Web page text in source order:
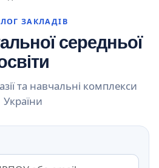
ЗАКЛАДІВ
середньої
та навчальні комплекси
України